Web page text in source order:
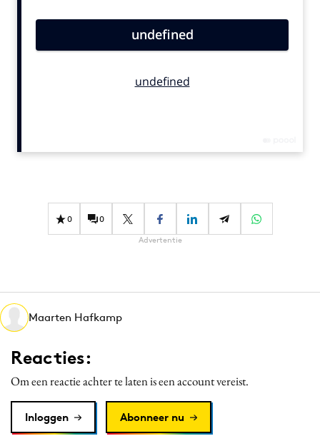
Artificial Intelligence
Influencer marketing
Interne communicatie
Media
Merkstrategie
PR
Programmatic
0 0
Advertentie
Maarten Hafkamp
Reacties:
Om een reactie achter te laten is een account vereist.
Inloggen Abonneer nu